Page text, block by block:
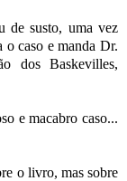
de susto, uma vez
o caso e manda Dr.
dos Baskevilles,
e macabro caso...
o livro, mas sobre